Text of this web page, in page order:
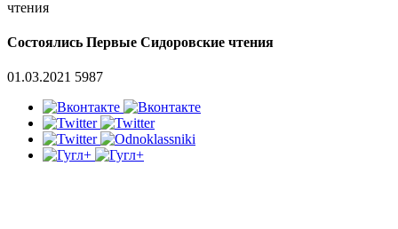
чтения
Состоялись Первые Сидоровские чтения
01.03.2021 5987